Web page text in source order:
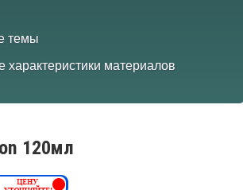
темы
характеристики материалов
120мл